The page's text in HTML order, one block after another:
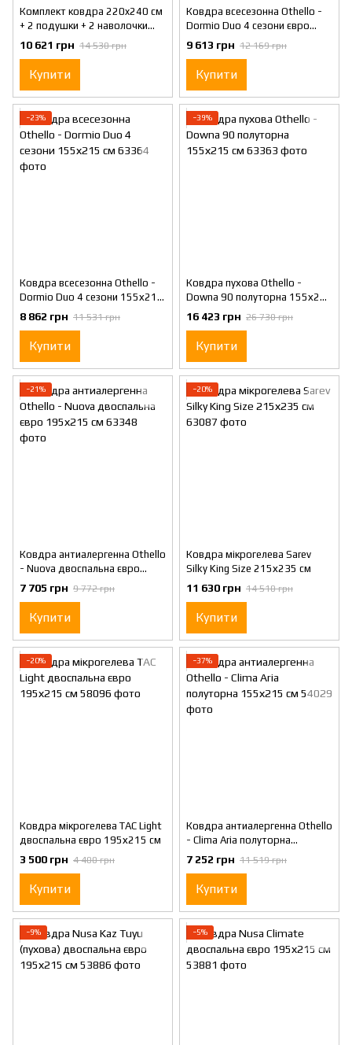
Комплект ковдра 220x240 см
+ 2 подушки + 2 наволочки
Othello Egeo Life Denim
10 621 грн 14 530 грн
Купити
Ковдра всесезонна Othello -
Dormio Duo 4 сезони євро
195х215 см
9 613 грн 12 169 грн
Купити
−23%
Ковдра всесезонна Othello -
Dormio Duo 4 сезони 155х215
см
8 862 грн 11 531 грн
Купити
−39%
Ковдра пухова Othello -
Downa 90 полуторна 155х215
см
16 423 грн 26 730 грн
Купити
−21%
Ковдра антиалергенна Othello
- Nuova двоспальна євро
195х215 см
7 705 грн 9 772 грн
Купити
−20%
Ковдра мікрогелева Sarev
Silky King Size 215х235 см
11 630 грн 14 510 грн
Купити
−20%
Ковдра мікрогелева TAC Light
двоспальна євро 195х215 см
3 500 грн 4 400 грн
Купити
−37%
Ковдра антиалергенна Othello
- Clima Aria полуторна
155х215 см
7 252 грн 11 519 грн
Купити
−9% −5%